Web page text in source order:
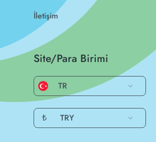
İletişim
Site/Para Birimi
TR
₺ TRY